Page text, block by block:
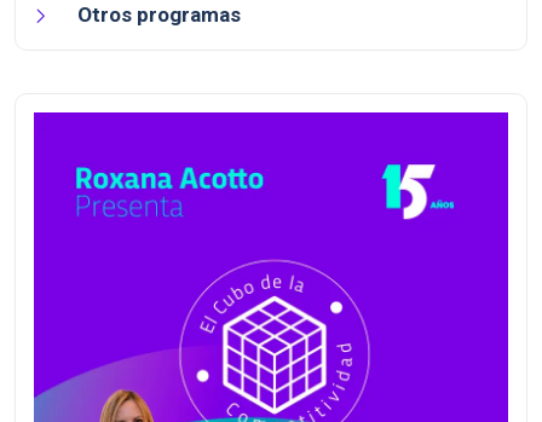
Otros programas